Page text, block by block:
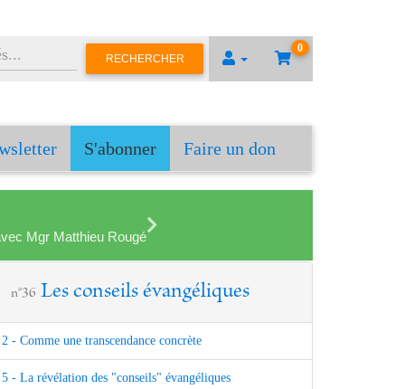
0
RECHERCHER
S'abonner Faire un don
Mgr Matthieu Rougé
n°36 Les conseils évangéliques
2 - Comme une transcendance concrète
5 - La révélation des "conseils" évangéliques